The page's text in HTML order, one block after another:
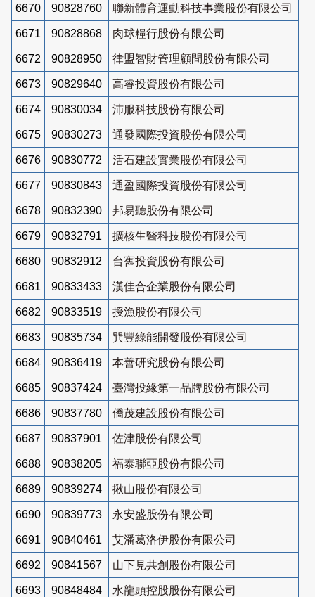
6670 90828760 聯新體育運動科技事業股份有限公司
6671 90828868 肉球糧行股份有限公司
6672 90828950 律盟智財管理顧問股份有限公司
6673 90829640 高睿投資股份有限公司
6674 90830034 沛服科技股份有限公司
6675 90830273 通發國際投資股份有限公司
6676 90830772 活石建設實業股份有限公司
6677 90830843 通盈國際投資股份有限公司
6678 90832390 邦易聽股份有限公司
6679 90832791 擴核生醫科技股份有限公司
6680 90832912 台寯投資股份有限公司
6681 90833433 漢佳合企業股份有限公司
6682 90833519 授漁股份有限公司
6683 90835734 巽豐綠能開發股份有限公司
6684 90836419 本善研究股份有限公司
6685 90837424 臺灣投緣第一品牌股份有限公司
6686 90837780 僑茂建設股份有限公司
6687 90837901 佐津股份有限公司
6688 90838205 福泰聯亞股份有限公司
6689 90839274 揪山股份有限公司
6690 90839773 永安盛股份有限公司
6691 90840461 艾潘葛洛伊股份有限公司
6692 90841567 山下見共創股份有限公司
6693 90848484 水龍頭控股股份有限公司